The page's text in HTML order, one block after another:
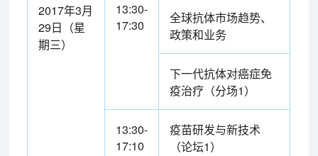
2017年3月
29日（星
期三）
13:30-
17:30
全球抗体市场趋势、
政策和业务
下一代抗体对癌症免
疫治疗（分场1）
13:30-
17:10
疫苗研发与新技术
（论坛1）